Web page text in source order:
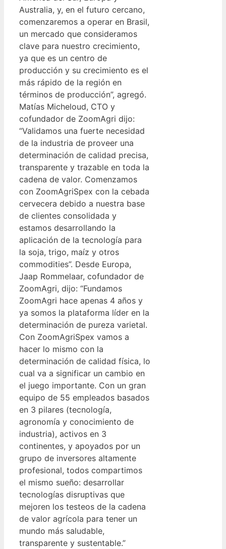
Australia, y, en el futuro cercano,
comenzaremos a operar en Brasil,
un mercado que consideramos
clave para nuestro crecimiento,
ya que es un centro de
producción y su crecimiento es el
más rápido de la región en
términos de producción”, agregó.
Matías Micheloud, CTO y
cofundador de ZoomAgri dijo:
“Validamos una fuerte necesidad
de la industria de proveer una
determinación de calidad precisa,
transparente y trazable en toda la
cadena de valor. Comenzamos
con ZoomAgriSpex con la cebada
cervecera debido a nuestra base
de clientes consolidada y
estamos desarrollando la
aplicación de la tecnología para
la soja, trigo, maíz y otros
commodities”. Desde Europa,
Jaap Rommelaar, cofundador de
ZoomAgri, dijo: “Fundamos
ZoomAgri hace apenas 4 años y
ya somos la plataforma líder en la
determinación de pureza varietal.
Con ZoomAgriSpex vamos a
hacer lo mismo con la
determinación de calidad física, lo
cual va a significar un cambio en
el juego importante. Con un gran
equipo de 55 empleados basados
en 3 pilares (tecnología,
agronomía y conocimiento de
industria), activos en 3
continentes, y apoyados por un
grupo de inversores altamente
profesional, todos compartimos
el mismo sueño: desarrollar
tecnologías disruptivas que
mejoren los testeos de la cadena
de valor agrícola para tener un
mundo más saludable,
transparente y sustentable.”